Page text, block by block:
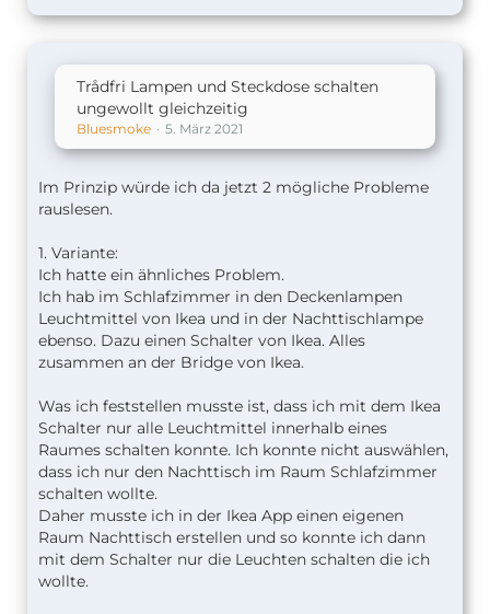
Trådfri Lampen und Steckdose schalten
ungewollt gleichzeitig
Bluesmoke 5. März 2021
Im Prinzip würde ich da jetzt 2 mögliche Probleme
rauslesen.
1. Variante:
Ich hatte ein ähnliches Problem.
Ich hab im Schlafzimmer in den Deckenlampen
Leuchtmittel von Ikea und in der Nachttischlampe
ebenso. Dazu einen Schalter von Ikea. Alles
zusammen an der Bridge von Ikea.
Was ich feststellen musste ist, dass ich mit dem Ikea
Schalter nur alle Leuchtmittel innerhalb eines
Raumes schalten konnte. Ich konnte nicht auswählen,
dass ich nur den Nachttisch im Raum Schlafzimmer
schalten wollte.
Daher musste ich in der Ikea App einen eigenen
Raum Nachttisch erstellen und so konnte ich dann
mit dem Schalter nur die Leuchten schalten die ich
wollte.